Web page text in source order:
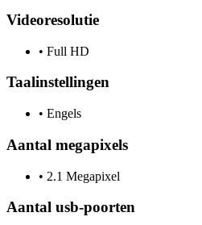
Videoresolutie
• Full HD
Taalinstellingen
• Engels
Aantal megapixels
• 2.1 Megapixel
Aantal usb-poorten